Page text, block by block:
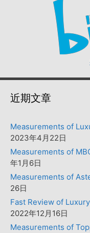
近期文章
Measurements of
2023年4月22日
Measurements of
年1月6日
Measurements of
26日
Fast Review of
2022年12月16日
Measurements of